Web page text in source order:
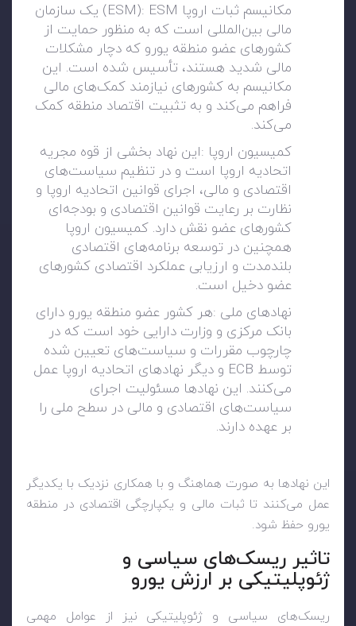
مکانیسم ثبات اروپا (ESM): ESM یک سازمان
مالی بین‌المللی است که به منظور حمایت از
کشورهای عضو منطقه یورو که دچار مشکلات
مالی شدید هستند، تأسیس شده است. این
مکانیسم به کشورهای نیازمند کمک‌های مالی
فراهم می‌کند و به تثبیت اقتصاد منطقه کمک
می‌کند.
کمیسیون اروپا :این نهاد بخشی از قوه مجریه
اتحادیه اروپا است و در تنظیم سیاست‌های
اقتصادی و مالی، اجرای قوانین اتحادیه اروپا و
نظارت بر رعایت قوانین اقتصادی و بودجه‌ای
کشورهای عضو نقش دارد. کمیسیون اروپا
همچنین در توسعه برنامه‌های اقتصادی
بلندمدت و ارزیابی عملکرد اقتصادی کشورهای
عضو دخیل است.
نهادهای ملی :هر کشور عضو منطقه یورو دارای
بانک مرکزی و وزارت دارایی خود است که در
چارچوب مقررات و سیاست‌های تعیین شده
توسط ECB و دیگر نهادهای اتحادیه اروپا عمل
می‌کنند. این نهادها مسئولیت اجرای
سیاست‌های اقتصادی و مالی در سطح ملی را
بر عهده دارند.
این نهادها به صورت هماهنگ و با همکاری نزدیک با یکدیگر
عمل می‌کنند تا ثبات مالی و یکپارچگی اقتصادی در منطقه
یورو حفظ شود.
تاثیر ریسک‌های سیاسی و
ژئوپلیتیکی بر ارزش یورو
ریسک‌های سیاسی و ژئوپلیتیکی نیز از عوامل مهمی